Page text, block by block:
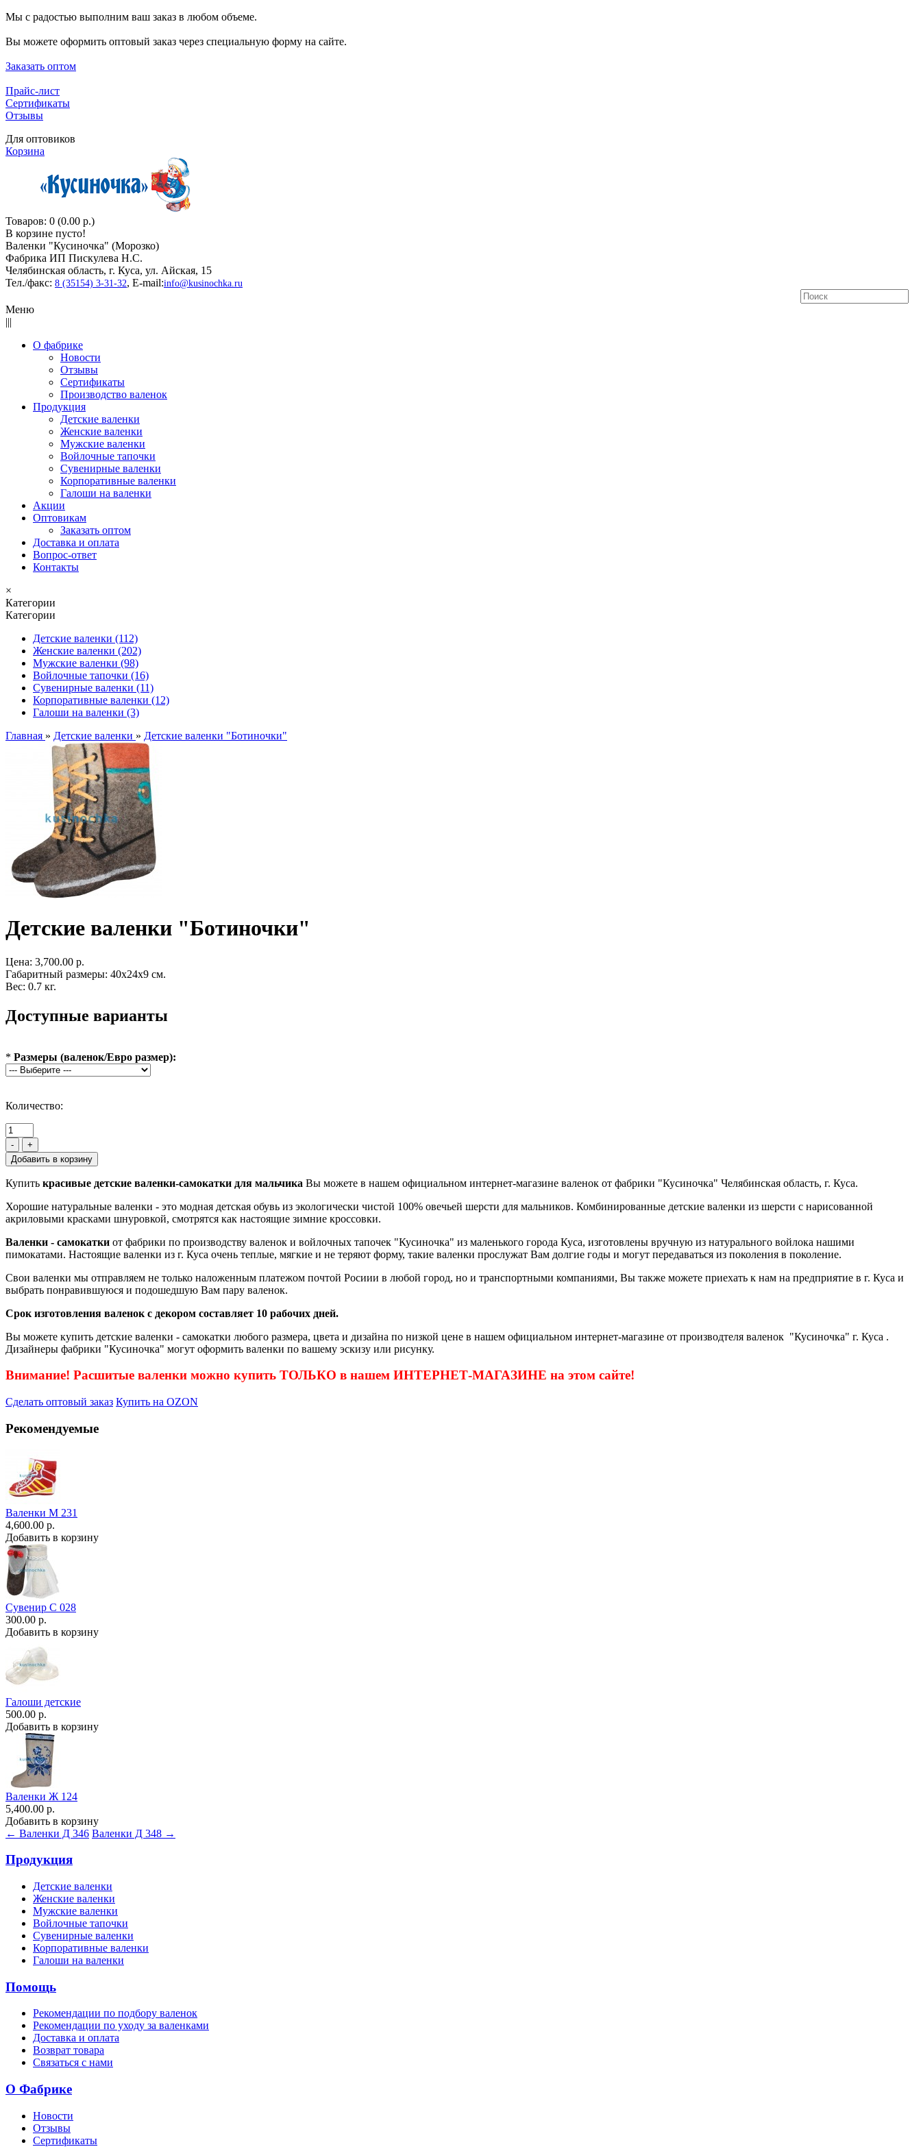
Мы с радостью выполним ваш заказ в любом объеме.
Вы можете оформить оптовый заказ через специальную форму на сайте.
Заказать оптом
Прайс-лист
Сертификаты
Отзывы
Для оптовиков
Корзина
Товаров: 0 (0.00 р.)
В корзине пусто!
Валенки "Кусиночкa" (Морозко)
Фабрика ИП Пискулева Н.С.
Челябинская область, г. Куса, ул. Айская, 15
Тел./факс: 8 (35154) 3-31-32, E-mail:info@kusinochka.ru
Меню
|||
О фабрике
Новости
Отзывы
Сертификаты
Производство валенок
Продукция
Детские валенки
Женские валенки
Мужские валенки
Войлочные тапочки
Сувенирные валенки
Корпоративные валенки
Галоши на валенки
Акции
Оптовикам
Заказать оптом
Доставка и оплата
Вопрос-ответ
Контакты
×
Категории
Категории
Детские валенки (112)
Женские валенки (202)
Мужские валенки (98)
Войлочные тапочки (16)
Сувенирные валенки (11)
Корпоративные валенки (12)
Галоши на валенки (3)
Главная » Детские валенки » Детские валенки "Ботиночки"
Детские валенки "Ботиночки"
Цена: 3,700.00 р.
Габаритный размеры: 40x24x9 см.
Вес: 0.7 кг.
Доступные варианты
* Размеры (валенок/Евро размер):
Количество:
- +
Купить красивые детские валенки-самокатки для мальчика Вы можете в нашем официальном интернет-магазине валенок от фабрики "Кусиночка" Челябинская область, г. Куса.
Хорошие натуральные валенки - это модная детская обувь из экологически чистой 100% овечьей шерсти для мальников. Комбинированные детские валенки из шерсти с нарисованной
акриловыми красками шнуровкой, смотрятся как настоящие зимние кроссовки.
Валенки - самокатки от фабрики по производству валенок и войлочных тапочек "Кусиночка" из маленького города Куса, изготовлены вручную из натурального войлока нашими
пимокатами. Настоящие валенки из г. Куса очень теплые, мягкие и не теряют форму, такие валенки прослужат Вам долгие годы и могут передаваться из поколения в поколение.
Свои валенки мы отправляем не только наложенным платежом почтой Росиии в любой город, но и транспортными компаниями, Вы также можете приехать к нам на предприятие в г. Куса и
выбрать понравившуюся и подошедшую Вам пару валенок.
Срок изготовления валенок с декором составляет 10 рабочих дней.
Вы можете купить детские валенки - самокатки любого размера, цвета и дизайна по низкой цене в нашем официальном интернет-магазине от производтеля валенок "Кусиночка" г. Куса .
Дизайнеры фабрики "Кусиночка" могут оформить валенки по вашему эскизу или рисунку.
Внимание! Расшитые валенки можно купить ТОЛЬКО в нашем ИНТЕРНЕТ-МАГАЗИНЕ на этом сайте!
Сделать оптовый заказ Купить на OZON
Рекомендуемые
Валенки М 231
4,600.00 р.
Добавить в корзину
Сувенир С 028
300.00 р.
Добавить в корзину
Галоши детские
500.00 р.
Добавить в корзину
Валенки Ж 124
5,400.00 р.
Добавить в корзину
← Валенки Д 346 Валенки Д 348 →
Продукция
Детские валенки
Женские валенки
Мужские валенки
Войлочные тапочки
Сувенирные валенки
Корпоративные валенки
Галоши на валенки
Помощь
Рекомендации по подбору валенок
Рекомендации по уходу за валенками
Доставка и оплата
Возврат товара
Связаться с нами
О Фабрике
Новости
Отзывы
Сертификаты